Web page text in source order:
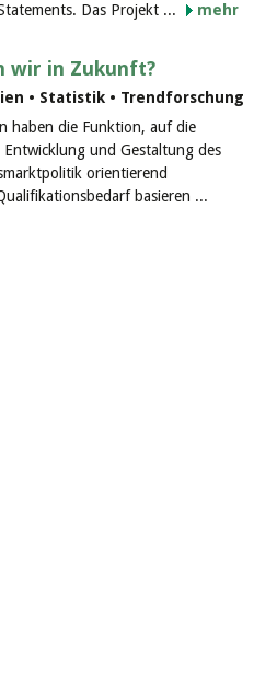
Das Projekt ...
mehr
wir in Zukunft?
• Statistik • Trendforschung
haben die Funktion, auf die
und Gestaltung des
orientierend
basieren ...